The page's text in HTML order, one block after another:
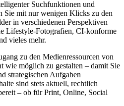
Suchfunktionen und
Sie mit nur wenigen Klicks zu den
in verschiedenen Perspektiven
Lifestyle-Fotografien, CI-konforme
vieles mehr.
zu den Medienressourcen von
wie möglich zu gestalten – damit Sie
strategischen Aufgaben
sind stets aktuell, rechtlich
– ob für Print, Online, Social